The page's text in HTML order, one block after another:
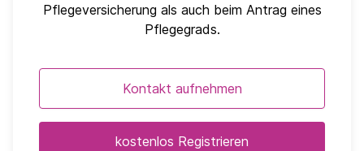
Pflegeversicherung als auch beim Antrag eines
Pflegegrads.
Kontakt aufnehmen
kostenlos Registrieren